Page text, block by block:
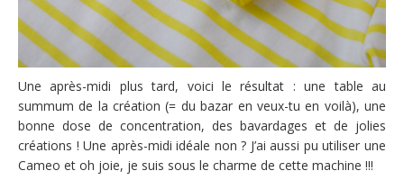
Une après-midi plus tard, voici le résultat : une table au
summum de la création (= du bazar en veux-tu en voilà), une
bonne dose de concentration, des bavardages et de jolies
créations ! Une après-midi idéale non ? J’ai aussi pu utiliser une
Cameo et oh joie, je suis sous le charme de cette machine !!!